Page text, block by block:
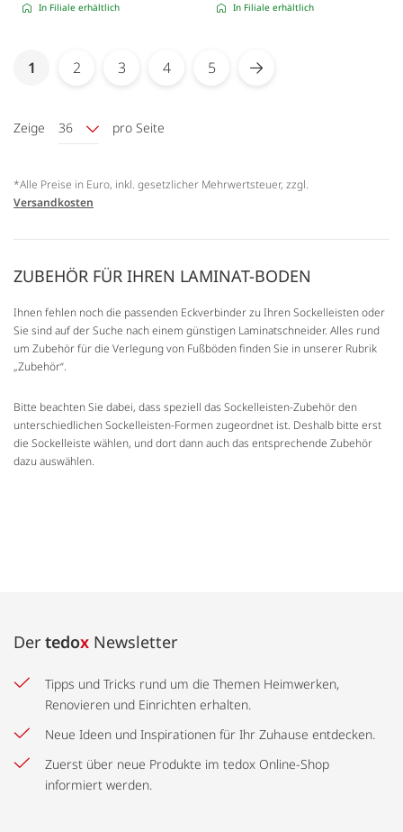
In Filiale erhältlich
In Filiale erhältlich
SeiteYou're currently reading page
1 Seite
2 Seite
3 Seite
4 Seite
5 Seite
Weiter
Zeige 36 pro Seite
*Alle Preise in Euro, inkl. gesetzlicher Mehrwertsteuer, zzgl.
Versandkosten
ZUBEHÖR FÜR IHREN LAMINAT-BODEN
Ihnen fehlen noch die passenden Eckverbinder zu Ihren Sockelleisten oder
Sie sind auf der Suche nach einem günstigen Laminatschneider. Alles rund
um Zubehör für die Verlegung von Fußböden finden Sie in unserer Rubrik
„Zubehör“.
Bitte beachten Sie dabei, dass speziell das Sockelleisten-Zubehör den
unterschiedlichen Sockelleisten-Formen zugeordnet ist. Deshalb bitte erst
die Sockelleiste wählen, und dort dann auch das entsprechende Zubehör
dazu auswählen.
Der tedox Newsletter
Tipps und Tricks rund um die Themen Heimwerken,
Renovieren und Einrichten erhalten.
Neue Ideen und Inspirationen für Ihr Zuhause entdecken.
Zuerst über neue Produkte im tedox Online-Shop
informiert werden.